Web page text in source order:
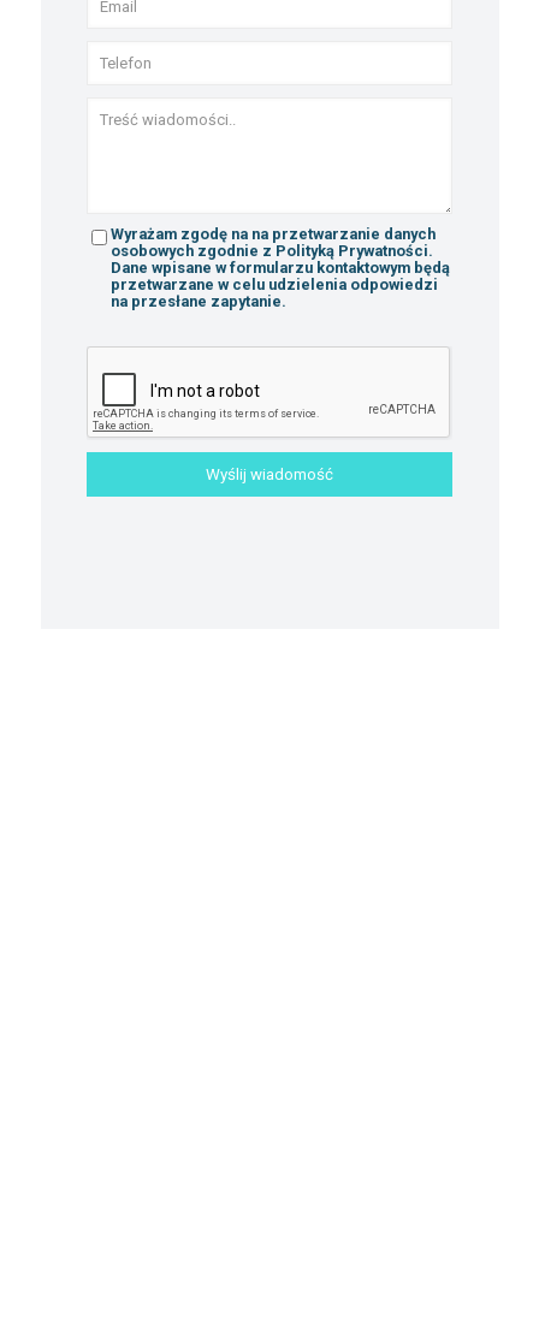
Wyrażam zgodę na na przetwarzanie danych
osobowych zgodnie z Polityką Prywatności.
Dane wpisane w formularzu kontaktowym będą
przetwarzane w celu udzielenia odpowiedzi
na przesłane zapytanie.